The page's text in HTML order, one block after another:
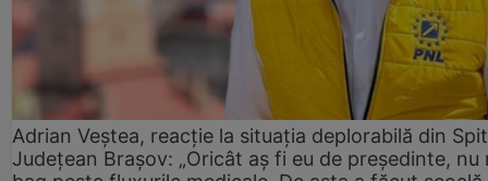
Adrian Veștea, reacție la situația deplorabilă din
Județean Brașov: „Oricât aș fi eu de președinte, nu